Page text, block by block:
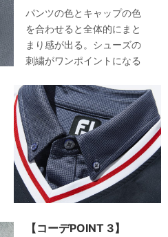
パンツの色とキャップの色
を合わせると全体的にまと
まり感が出る。シューズの
刺繍がワンポイントになる
【コーデPOINT 3】